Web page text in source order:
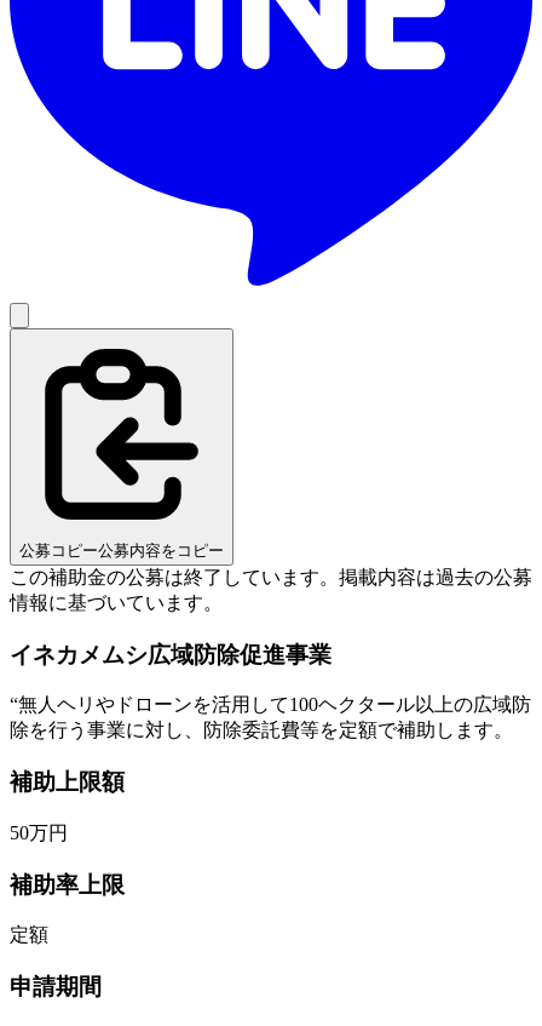
公募コピー公募内容をコピー
この補助金の公募は終了しています。 掲載内容は過去の公募
情報に基づいています。
イネカメムシ広域防除促進事業
“無人ヘリやドローンを活用して100ヘクタール以上の広域防
除を行う事業に対し、防除委託費等を定額で補助します。
補助上限額
50万円
補助率上限
定額
申請期間